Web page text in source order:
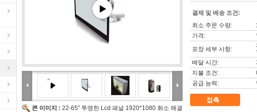
큰 이미지 : 22-65” 투명한 Lcd 패널 1920*1080 화소 해결
결제 및 배송 조건:
최소 주문 수량:
가격:
포장 세부 사항:
배달 시간:
지불 조건:
공급 능력:
접촉